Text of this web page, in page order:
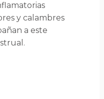
y calambres
a este